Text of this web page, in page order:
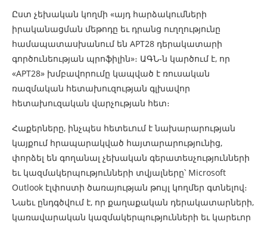
Ըստ չեխական կողմի «այդ հարձակումների
իրականացման մեթոդը եւ դրանց ուղղությունը
համապատասխանում են APT28 դերակատարի
գործունեության պրոֆիլին»։ ԱԳՆ-ն կարծում է, որ
«APT28» խմբավորումը կապված է ռուսական
ռազմական հետախուզության գլխավոր
հետախուզական վարչության հետ։
Հաքերները, ինչպես հետեւում է նախարարության
կայքում հրապարակված հայտարարությունից,
փորձել են գողանալ չեխական գերատեսչությունների
եւ կազմակերպությունների տվյալները՝ Microsoft
Outlook էլփոստի ծառայության թույլ կողմեր ​​գտնելով։
Նաեւ ընդգծվում է, որ քաղաքական դերակատարների,
կառավարական կազմակերպությունների եւ կարեւոր